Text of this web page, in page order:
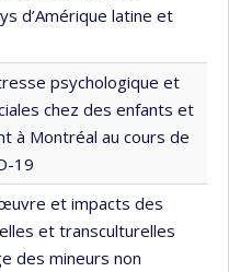
d’Amérique latine et
psychologique et
chez des enfants et
à Montréal au cours de
19
et impacts des
et transculturelles
des mineurs non